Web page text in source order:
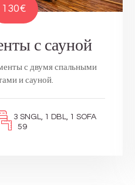
130€
с сауной
с двумя спальными
и сауной.
3 SNGL, 1 DBL, 1 SOFA
59